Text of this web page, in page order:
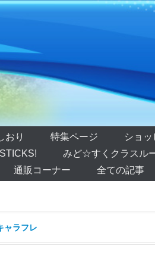
おり 特集ページ ショ
みど☆すくクラスル
通販コーナー
全ての記事
ャラフレ